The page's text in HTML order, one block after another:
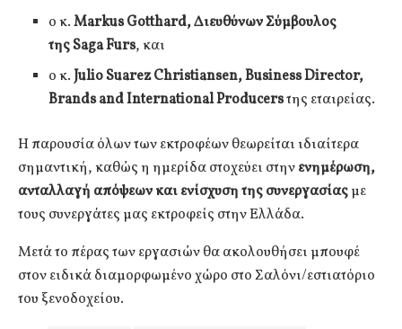
ο κ.MarkusGotthard, Διευθύνων Σύμβουλος
τηςSagaFurs, και
ο κ. Julio Suarez Christiansen,Business Director,
Brands and International Producersτης εταιρείας.
Η παρουσία όλων των εκτροφέων θεωρείται ιδιαίτερα
σημαντική, καθώς η ημερίδα στοχεύει στηνενημέρωση,
ανταλλαγή απόψεων και ενίσχυση της συνεργασίαςμε
τους συνεργάτες μας εκτροφείς στην Ελλάδα.
Μετά το πέρας των εργασιών θα ακολουθήσει μπουφέ
στον ειδικά διαμορφωμένο χώρο στο Σαλόνι/εστιατόριο
του ξενοδοχείου.